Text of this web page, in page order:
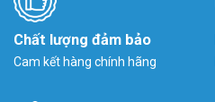
Chất lượng đảm bảo
Cam kết hàng chính hãng